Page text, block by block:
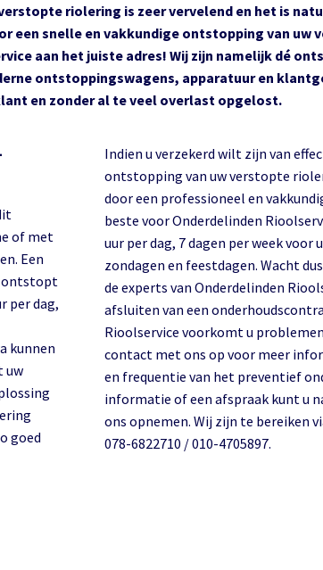
riolering is zeer vervelend en het is
een snelle en vakkundige ontstopping van uw
aan het juiste adres! Wij zijn namelijk dé
ontstoppingswagens, apparatuur en
en zonder al te veel overlast opgelost.
of met
Een
ontstopt
per dag,
kunnen
uw
goed
Indien u verzekerd wilt zijn van
ontstopping van uw verstopte
door een professioneel en
beste voor Onderdelinden
uur per dag, 7 dagen per week voor
zondagen en feestdagen. Wacht
de experts van Onderdelinden
afsluiten van een
Rioolservice voorkomt u
contact met ons op voor meer
en frequentie van het preventief
informatie of een afspraak kunt u
ons opnemen. Wij zijn te bereiken
078-6822710 / 010-4705897.